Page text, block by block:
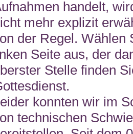
handelt,
mehr explizit
der Regel. Wählen
Seite aus, der
Stelle finden
konnten wir im
technischen